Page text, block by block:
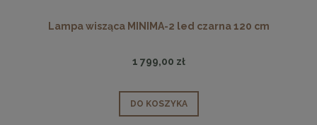
Lampa wisząca MINIMA-2 led czarna 120 cm
1 799,00 zł
DO KOSZYKA